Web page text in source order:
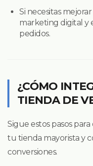
Si necesitas
marketing digital y
pedidos.
¿CÓMO
TIENDA DE
Sigue estos pasos
tu tienda mayorista y
conversiones.